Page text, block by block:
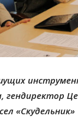
гендиректор
«Скудельник»